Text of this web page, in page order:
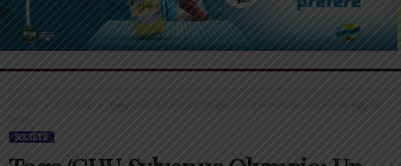
Accueil
Togo/CHU Sylvanus Olympio: Un concours de création de logo est
lancé
SOCIÉTÉ